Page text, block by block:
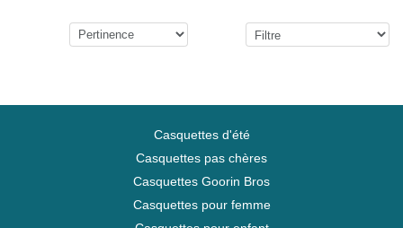
Casquettes d'été
Casquettes pas chères
Casquettes Goorin Bros
Casquettes pour femme